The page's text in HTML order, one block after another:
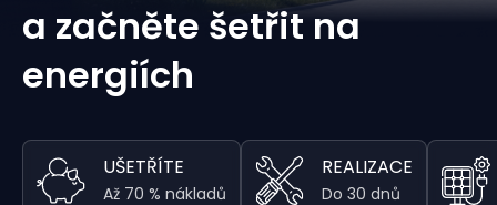
a začněte šetřit na
energiích
UŠETŘÍTE
Až 70 % nákladů
REALIZACE
Do 30 dnů